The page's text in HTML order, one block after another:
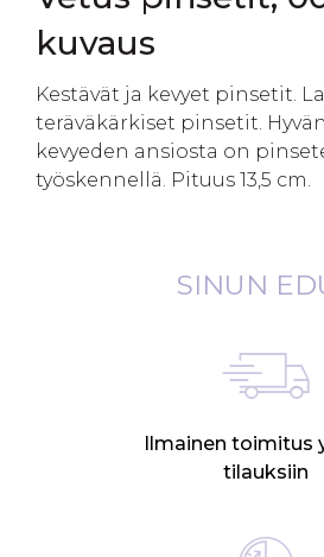
kuvaus
Kestävät ja kevyet pinsetit.
teräväkärkiset pinsetit.
kevyeden ansiosta on
työskennellä. Pituus 13,5 cm.
SINUN
Ilmainen toimitus
tilauksiin